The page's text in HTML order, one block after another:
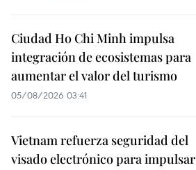
Ciudad Ho Chi Minh impulsa
integración de ecosistemas para
aumentar el valor del turismo
05/08/2026 03:41
Vietnam refuerza seguridad del
visado electrónico para impulsar